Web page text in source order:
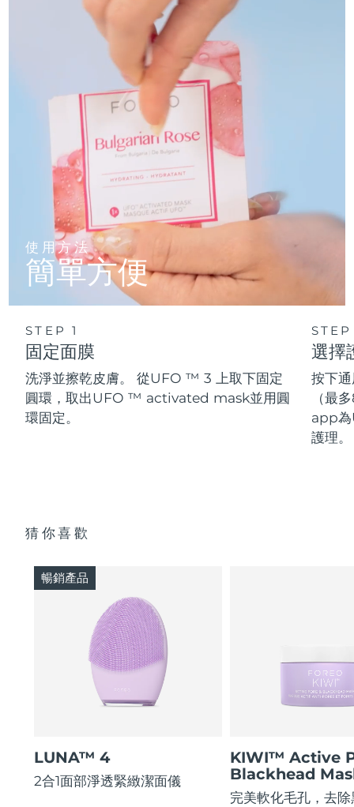
使用方法
簡單方便
STEP 1
固定面膜
洗淨並擦乾皮膚。 從UFO ™ 3 上取下固定
圓環，取出UFO ™ activated mask並用圓
環固定。
選擇
按下
（最
app
護理。
猜你喜歡
LUNA™ 4
2合1面部淨透緊緻潔面儀
暢銷產品
KIWI™ Active
Blackhead
完美軟化毛孔，去